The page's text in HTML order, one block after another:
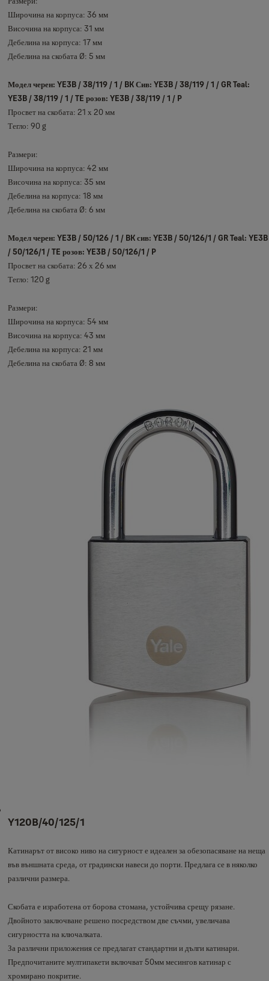
Широчина на корпуса: 36 мм
Височина на корпуса: 31 мм
Дебелина на корпуса: 17 мм
Дебелина на скобата Ø: 5 мм
Модел черен: YE3B / 38/119 / 1 / BK Сив: YE3B / 38/119 / 1 / GR Teal:
YE3B / 38/119 / 1 / TE розов: YE3B / 38/119 / 1 / P
Просвет на скобата: 21 х 20 мм
Тегло: 90 g
Размери:
Широчина на корпуса: 42 мм
Височина на корпуса: 35 мм
Дебелина на корпуса: 18 мм
Дебелина на скобата Ø: 6 мм
Модел черен: YE3B / 50/126 / 1 / BK сив: YE3B / 50/126/1 / GR Teal: YE3B
/ 50/126/1 / TE розов: YE3B / 50/126/1 / P
Просвет на скобата: 26 х 26 мм
Тегло: 120 g
Размери:
Широчина на корпуса: 54 мм
Височина на корпуса: 43 мм
Дебелина на корпуса: 21 мм
Дебелина на скобата Ø: 8 мм
Y120B/40/125/1
Катинарът от високо ниво на сигурност е идеален за обезопасяване на неща
във външната среда, от градински навеси до порти. Предлага се в няколко
различни размера.
Скобата е изработена от борова стомана, устойчива срещу рязане.
Двойното заключване решено посредством две съчми, увеличава
сигурността на ключалката.
За различни приложения се предлагат стандартни и дълги катинари.
Предпочитаните мултипакети включват 50мм месингов катинар с
хромирано покритие.